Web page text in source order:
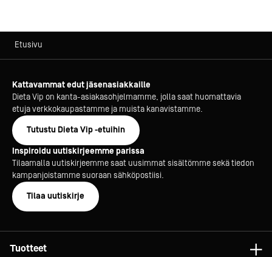
Etusivu
Kattavammat edut jäsenasiakkaille
Dieta Vip on kanta-asiakasohjelmamme, jolla saat huomattavia
etuja verkkokaupastamme ja muista kanavistamme.
Tutustu Dieta Vip -etuihin
Inspiroidu uutiskirjeemme parissa
Tilaamalla uutiskirjeemme saat uusimmat sisältömme sekä tiedon
kampanjoistamme suoraan sähköpostiisi.
Tilaa uutiskirje
Tuotteet